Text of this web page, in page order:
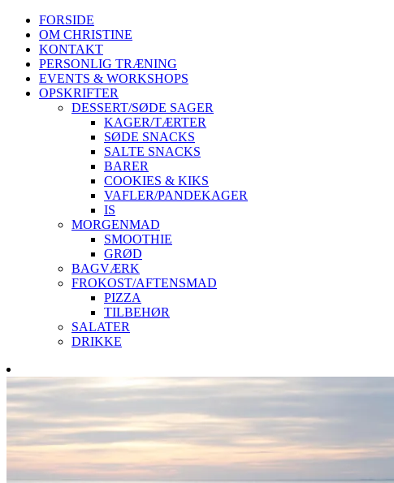
FORSIDE
OM CHRISTINE
KONTAKT
PERSONLIG TRÆNING
EVENTS & WORKSHOPS
OPSKRIFTER
DESSERT/SØDE SAGER
KAGER/TÆRTER
SØDE SNACKS
SALTE SNACKS
BARER
COOKIES & KIKS
VAFLER/PANDEKAGER
IS
MORGENMAD
SMOOTHIE
GRØD
BAGVÆRK
FROKOST/AFTENSMAD
PIZZA
TILBEHØR
SALATER
DRIKKE
Skip
to
content